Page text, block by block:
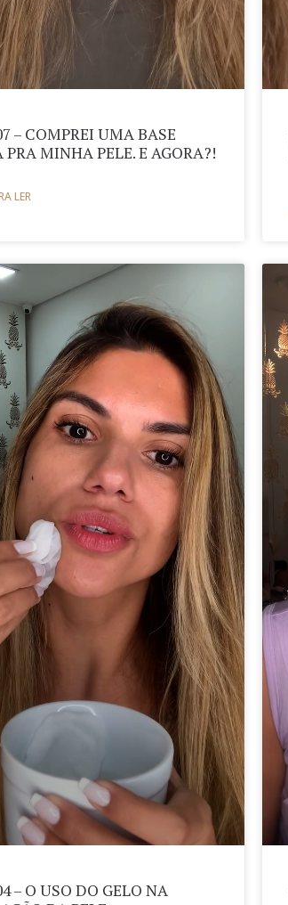
– COMPREI UMA BASE
PRA MINHA PELE. E AGORA?!
LER
– O USO DO GELO NA